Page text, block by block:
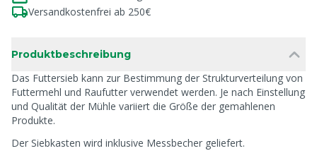
Versandkostenfrei ab 250€
Produktbeschreibung
Das Futtersieb kann zur Bestimmung der Strukturverteilung von
Futtermehl und Raufutter verwendet werden. Je nach Einstellung
und Qualität der Mühle variiert die Größe der gemahlenen
Produkte.
Der Siebkasten wird inklusive Messbecher geliefert.